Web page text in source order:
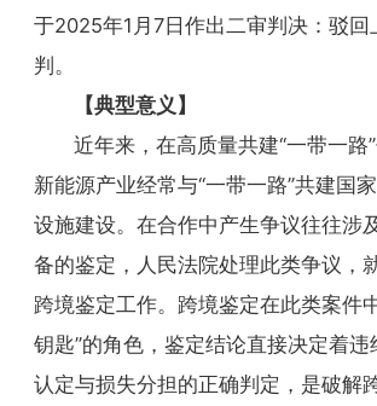
于2025年1月7日作出二审判决：驳回
判。
【典型意义】
近年来，在高质量共建“一带一路
新能源产业经常与“一带一路”共建国
设施建设。在合作中产生争议往往涉
备的鉴定，人民法院处理此类争议，
跨境鉴定工作。跨境鉴定在此类案件
钥匙”的角色，鉴定结论直接决定着违
认定与损失分担的正确判定，是破解